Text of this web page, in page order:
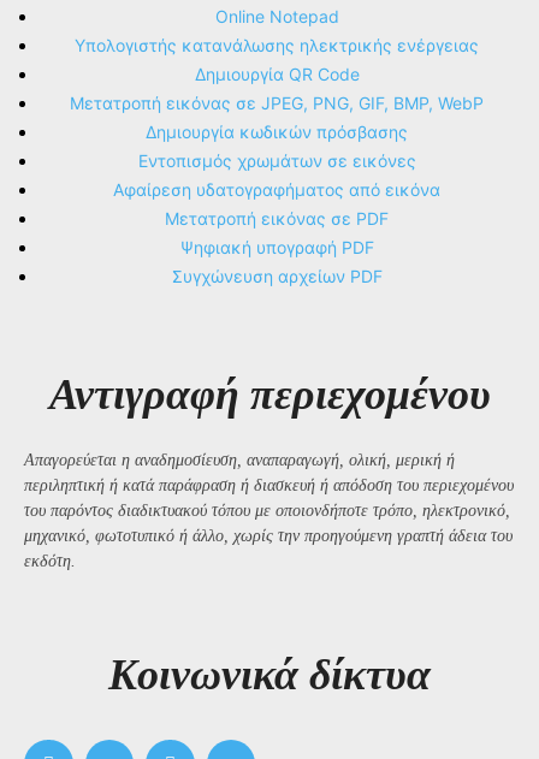
Online Notepad
Υπολογιστής κατανάλωσης ηλεκτρικής ενέργειας
Δημιουργία QR Code
Μετατροπή εικόνας σε JPEG, PNG, GIF, BMP, WebP
Δημιουργία κωδικών πρόσβασης
Εντοπισμός χρωμάτων σε εικόνες
Αφαίρεση υδατογραφήματος από εικόνα
Μετατροπή εικόνας σε PDF
Ψηφιακή υπογραφή PDF
Συγχώνευση αρχείων PDF
Αντιγραφή περιεχομένου
Απαγορεύεται η αναδημοσίευση, αναπαραγωγή, ολική, μερική ή
περιληπτική ή κατά παράφραση ή διασκευή ή απόδοση του περιεχομένου
του παρόντος διαδικτυακού τόπου με οποιονδήποτε τρόπο, ηλεκτρονικό,
μηχανικό, φωτοτυπικό ή άλλο, χωρίς την προηγούμενη γραπτή άδεια του
εκδότη.
Kοινωνικά δίκτυα